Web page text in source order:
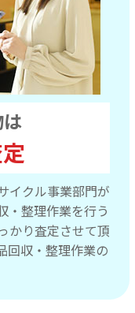
イクル事業部門が
・整理作業を行う
かり査定させて頂
回収・整理作業の